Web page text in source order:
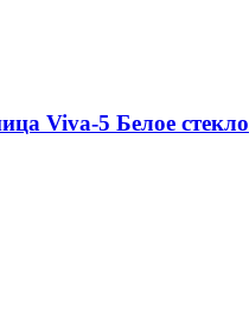
Viva-5 Белое стекло